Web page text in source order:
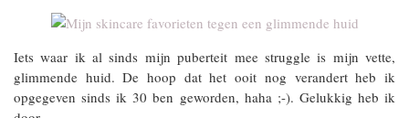
Iets waar ik al sinds mijn puberteit mee struggle is mijn vette,
glimmende huid. De hoop dat het ooit nog verandert heb ik
opgegeven sinds ik 30 ben geworden, haha ;-). Gelukkig heb ik